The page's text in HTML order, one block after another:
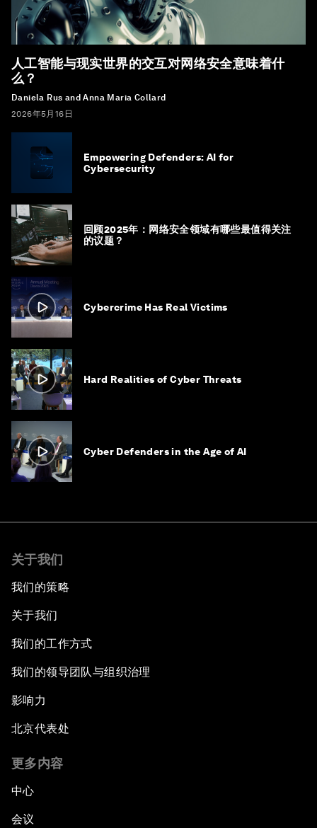
人工智能与现实世界的交互对网络安全意味着什
么？
Daniela Rus and Anna Maria Collard
2026年5月16日
Empowering Defenders: AI for
Cybersecurity
回顾2025年：网络安全领域有哪些最值得关注
的议题？
Cybercrime Has Real Victims
Hard Realities of Cyber Threats
Cyber Defenders in the Age of AI
关于我们
我们的策略
关于我们
我们的工作方式
我们的领导团队与组织治理
影响力
北京代表处
更多内容
中心
会议